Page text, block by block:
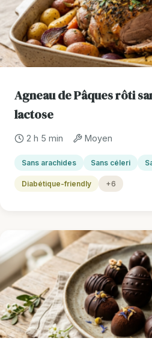
Agneau de Pâques rôti
lactose
2 h 5 min Moyen
Sans arachides Sans céleri
Diabétique-friendly +6